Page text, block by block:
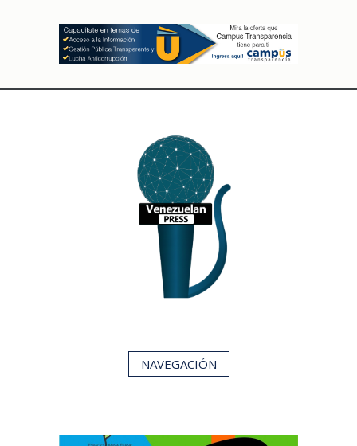
NAVEGACIÓN